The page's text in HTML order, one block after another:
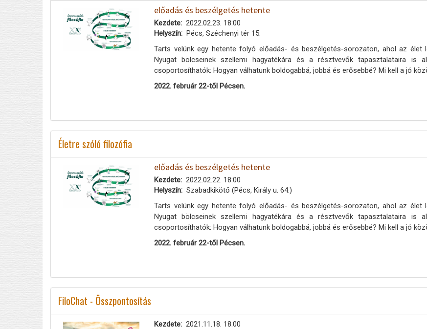
előadás és beszélgetés hetente
Kezdete
2022.02.23. 18:00
Helyszín
Pécs, Széchenyi tér 15.
Tarts velünk egy hetente folyó előadás- és beszélgetés-sorozaton, ahol az élet
Nyugat bölcseinek szellemi hagyatékára és a résztvevők tapasztalataira
csoportosíthatók: Hogyan válhatunk boldogabbá, jobbá és erősebbé? Mi kell a jó
2022. február 22-től Pécsen.
Életre szóló filozófia
előadás és beszélgetés hetente
Kezdete
2022.02.22. 18:00
Helyszín
Szabadkikötő (Pécs, Király u. 64.)
Tarts velünk egy hetente folyó előadás- és beszélgetés-sorozaton, ahol az élet
Nyugat bölcseinek szellemi hagyatékára és a résztvevők tapasztalataira
csoportosíthatók: Hogyan válhatunk boldogabbá, jobbá és erősebbé? Mi kell a jó
2022. február 22-től Pécsen.
FiloChat - Összpontosítás
Kezdete
2021.11.18. 18:00